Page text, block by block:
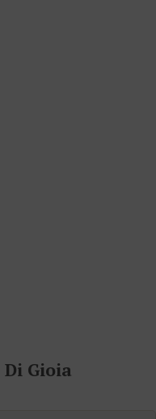
Gioia